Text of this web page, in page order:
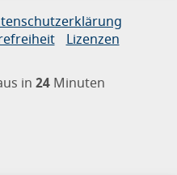
Lizenzen
in 24 Minuten